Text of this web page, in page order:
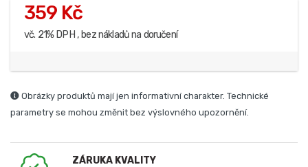
359 Kč
vč. 21% DPH , bez nákladů na doručení
Obrázky produktů mají jen informativní charakter. Technické
parametry se mohou změnit bez výslovného upozornění.
ZÁRUKA KVALITY